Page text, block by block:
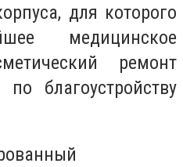
для которого
медицинское
ремонт
благоустройству